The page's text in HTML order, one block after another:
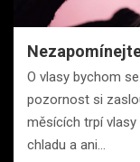
O vlasy bychom
pozornost si
měsících trpí
chladu a ani…